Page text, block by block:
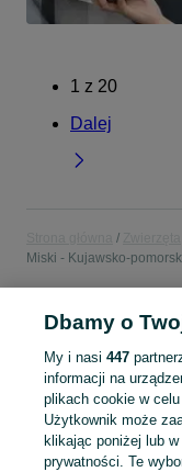
1 z 20
Dalej
Miski - Kujawsko-
POLSKA »
KATEGORIA
Dbamy o
My i nasi 447
informacji na
plikach cookie w
Użytkownik może
klikając poniżej lub
prywatności. Te